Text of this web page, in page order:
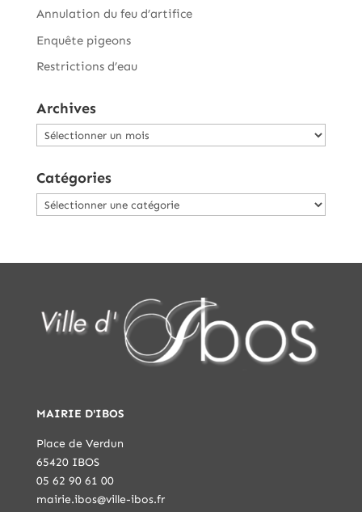
Annulation du feu d’artifice
Enquête pigeons
Restrictions d’eau
Archives
Archives
Catégories
Catégories
MAIRIE D'IBOS
Place de Verdun
65420 IBOS
05 62 90 61 00
mairie.ibos@ville-ibos.fr